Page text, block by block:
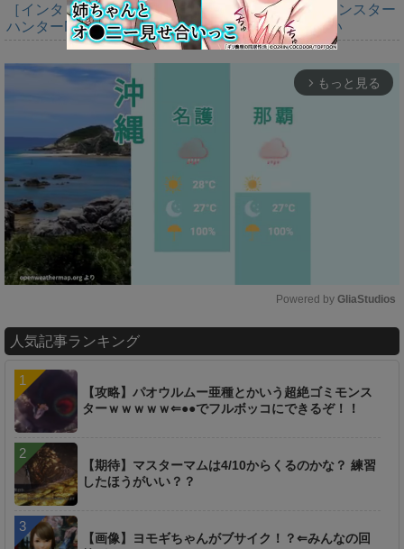
［インタビュー］距離を超えて，一緒に狩る。「モンスター
ハンターNow」の新機能 フレンドリンク開発の狙い
arrow_forward_ios もっと見る
u
e
Powered by GliaStudios
人気記事ランキング
【攻略】パオウルムー亜種とかいう超絶ゴミモンス
ターｗｗｗｗｗ⇐●●でフルボッコにできるぞ！！
【期待】マスターマムは4/10からくるのかな？ 練習
したほうがいい？？
【画像】ヨモギちゃんがブサイク！？⇐みんなの回